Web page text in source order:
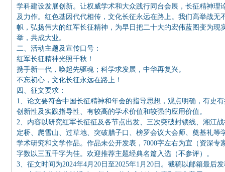
学科建设发展创新。让权威学术和大众践行同台会展，长征精神
及力作。红色基因代代相传，文化长征永远在路上。我们高举战
帜，弘扬伟大的红军长征精神，为早日把二十大的宏伟蓝图变为
举，共成大业。
二、活动主题及宣传口号：
红军长征精神光照千秋！
携手新一代，唤起先驱魂；科学求发展，中华再复兴。
不忘初心，文化长征永远在路上！
四、征文要求：
1、论文要符合中国长征精神和年会的指导思想，观点明确，有史
创新性及实践指导性、有较高的学术价值和较强的应用价值。
2、内容以研究红军长征征及各节点出发、三次突破封锁线、湘江
定桥、爬雪山、过草地、突破腊子口、榜罗会议大会师、奠基礼
学术研究和文学作品。作品未公开发表，7000字左右为宜（资深
字数以三五千字为佳。欢迎推荐主题经典名篇入选（不参评）。
3、征文时间为2024年4月20日至2025年1月20日。截稿以邮箱最后